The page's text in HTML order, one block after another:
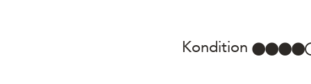
Kondition